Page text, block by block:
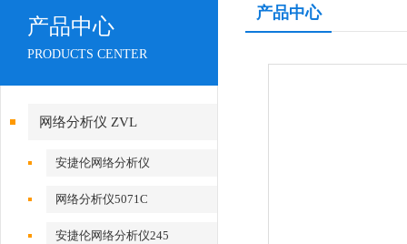
产品中心
PRODUCTS CENTER
网络分析仪 ZVL
安捷伦网络分析仪
网络分析仪5071C
安捷伦网络分析仪245
产品中心